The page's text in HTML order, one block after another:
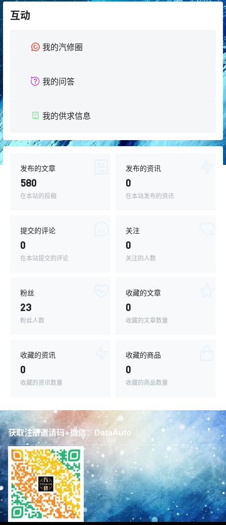
互动
我的汽修圈
我的问答
我的供求信息
发布的文章
580
在本站的投稿
发布的资讯
0
在本站发布的资讯
提交的评论
0
在本站提交的评论
关注
0
关注的人数
粉丝
23
粉丝人数
收藏的文章
0
收藏的文章数量
收藏的资讯
0
收藏的资讯数量
收藏的商品
0
收藏的商品数量
获取注册邀请码+微信：DataAuto